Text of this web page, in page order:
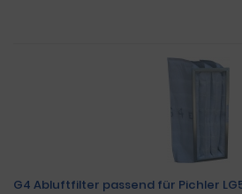
G4 Abluftfilter passend für Pichler